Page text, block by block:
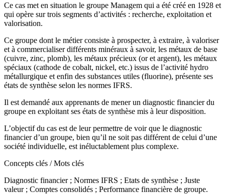
Ce cas met en situation le groupe Managem qui a été créé en 1928 et
qui opère sur trois segments d’activités : recherche, exploitation et
valorisation.
Ce groupe dont le métier consiste à prospecter, à extraire, à valoriser
et à commercialiser différents minéraux à savoir, les métaux de base
(cuivre, zinc, plomb), les métaux précieux (or et argent), les métaux
spéciaux (cathode de cobalt, nickel, etc.) issus de l’activité hydro
métallurgique et enfin des substances utiles (fluorine), présente ses
états de synthèse selon les normes IFRS.
Il est demandé aux apprenants de mener un diagnostic financier du
groupe en exploitant ses états de synthèse mis à leur disposition.
L’objectif du cas est de leur permettre de voir que le diagnostic
financier d’un groupe, bien qu’il ne soit pas différent de celui d’une
société individuelle, est inéluctablement plus complexe.
Concepts clés / Mots clés
Diagnostic financier ; Normes IFRS ; Etats de synthèse ; Juste
valeur ; Comptes consolidés ; Performance financière de groupe.